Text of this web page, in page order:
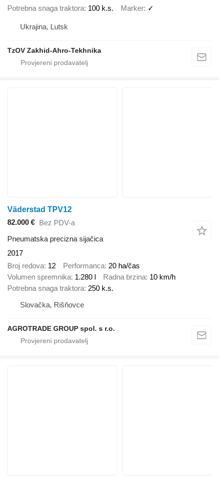
Potrebna snaga traktora 100 k.s. Marker ✓
Ukrajina, Lutsk
TzOV Zakhid-Ahro-Tekhnika
Väderstad TPV12
82.000 € Bez PDV-a
Pneumatska precizna sijačica
2017
Broj redova 12 Performanca 20 ha/čas
Volumen spremnika 1.280 l Radna brzina 10 km/h
Potrebna snaga traktora 250 k.s.
Slovačka, Rišňovce
AGROTRADE GROUP spol. s r.o.